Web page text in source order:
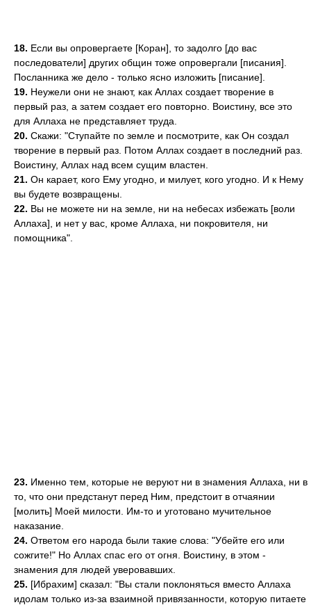
18. Если вы опровергаете [Коран], то задолго [до вас
последователи] других общин тоже опровергали [писания].
Посланника же дело - только ясно изложить [писание].
19. Неужели они не знают, как Аллах создает творение в
первый раз, а затем создает его повторно. Воистину, все это
для Аллаха не представляет труда.
20. Скажи: "Ступайте по земле и посмотрите, как Он создал
творение в первый раз. Потом Аллах создает в последний раз.
Воистину, Аллах над всем сущим властен.
21. Он карает, кого Ему угодно, и милует, кого угодно. И к Нему
вы будете возвращены.
22. Вы не можете ни на земле, ни на небесах избежать [воли
Аллаха], и нет у вас, кроме Аллаха, ни покровителя, ни
помощника".
23. Именно тем, которые не веруют ни в знамения Аллаха, ни в
то, что они предстанут перед Ним, предстоит в отчаянии
[молить] Моей милости. Им-то и уготовано мучительное
наказание.
24. Ответом его народа были такие слова: "Убейте его или
сожгите!" Но Аллах спас его от огня. Воистину, в этом -
знамения для людей уверовавших.
25. [Ибрахим] сказал: "Вы стали поклоняться вместо Аллаха
идолам только из-за взаимной привязанности, которую питаете